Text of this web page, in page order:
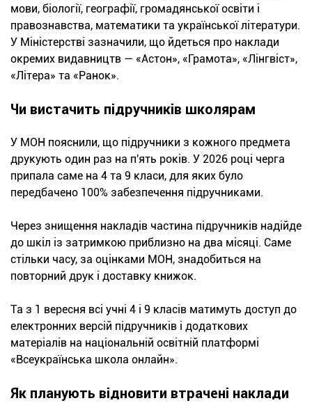
мови, біології, географії, громадянської освіти і
правознавства, математики та української літератури.
У Міністерстві зазначили, що йдеться про наклади
окремих видавництв — «Астон», «Грамота», «Лінгвіст»,
«Літера» та «Ранок».
Чи вистачить підручників школярам
У МОН пояснили, що підручники з кожного предмета
друкують один раз на п'ять років. У 2026 році черга
припала саме на 4 та 9 класи, для яких було
передбачено 100% забезпечення підручниками.
Через знищення накладів частина підручників надійде
до шкіл із затримкою приблизно на два місяці. Саме
стільки часу, за оцінками МОН, знадобиться на
повторний друк і доставку книжок.
Та з 1 вересня всі учні 4 і 9 класів матимуть доступ до
електронних версій підручників і додаткових
матеріалів на національній освітній платформі
«Всеукраїнська школа онлайн».
Як планують відновити втрачені наклади